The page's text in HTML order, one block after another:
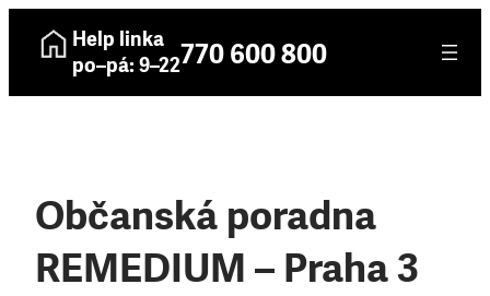
Help linka
po–pá: 9–22770 600 800
Občanská poradna
REMEDIUM – Praha 3